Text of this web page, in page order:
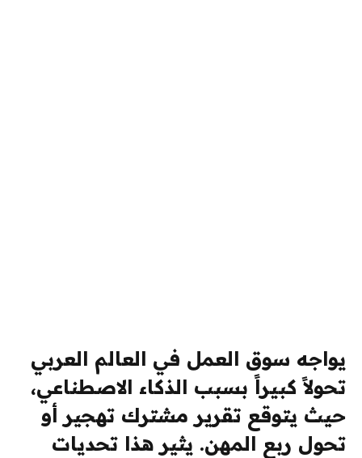
يواجه سوق العمل في العالم العربي
تحولاً كبيراً بسبب الذكاء الاصطناعي،
حيث يتوقع تقرير مشترك تهجير أو
تحول ربع المهن. يثير هذا تحديات